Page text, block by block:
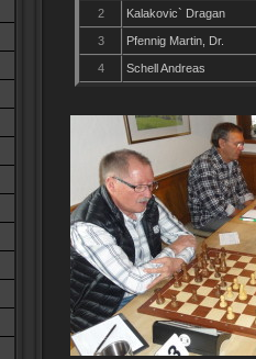
2 Kalakovic` Dragan
3 Pfennig Martin, Dr.
4 Schell Andreas